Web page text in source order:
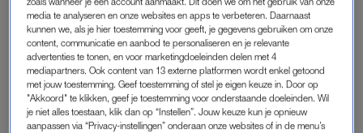
SPITSSNUITDOLFIJNEN
De natuurorganisatie kreeg dinsdag aan het eind van de
middag melding dat de dieren, die wel vier tot vijf meter groot
zijn, waren gestrand. Omdat spitssnuitdolfijnen normaal leven
in diepe oceanen en niet thuishoren in de ondiepe Noordzee,
media te analyseren en onze websites en apps te verbeteren. Daarnaast
kunnen we, als je hier toestemming voor geeft, je gegevens gebruiken om onze
content, communicatie en aanbod te personaliseren en je relevante
advertenties te tonen, en voor marketingdoeleinden delen met 4
mediapartners. Ook content van 13 externe platformen wordt enkel getoond
met jouw toestemming. Geef toestemming of stel je eigen keuze in. Door op
"Akkoord" te klikken, geef je toestemming voor onderstaande doeleinden. Wil
je niet alles toestaan, klik dan op “Instellen”. Jouw keuze kun je opnieuw
aanpassen via “Privacy-instellingen” onderaan onze websites of in de menu’s